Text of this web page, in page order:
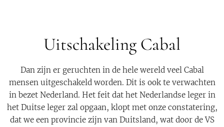
Uitschakeling Cabal
Dan zijn er geruchten in de hele wereld veel Cabal
mensen uitgeschakeld worden. Dit is ook te verwachten
in bezet Nederland. Het feit dat het Nederlandse leger in
het Duitse leger zal opgaan, klopt met onze constatering,
dat we een provincie zijn van Duitsland, wat door de VS